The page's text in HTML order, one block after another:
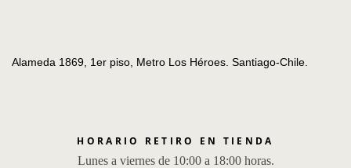
Alameda 1869, 1er piso, Metro Los Héroes. Santiago-Chile.
HORARIO RETIRO EN TIENDA
Lunes a viernes de 10:00 a 18:00 horas.